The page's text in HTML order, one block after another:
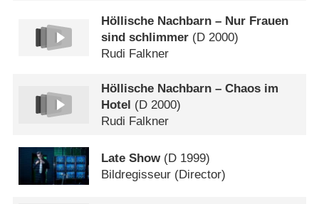
Höllische Nachbarn – Nur Frauen
sind schlimmer (D 2000)
Rudi Falkner
Höllische Nachbarn – Chaos im
Hotel (D 2000)
Rudi Falkner
Late Show(D 1999)
Bildregisseur (Director)